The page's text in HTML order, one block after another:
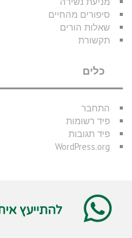
סיפורים מהחיים
שאלות הורים
תקשורת
כלים
התחבר
פיד רשומות
פיד תגובות
WordPress.org
להתייעץ